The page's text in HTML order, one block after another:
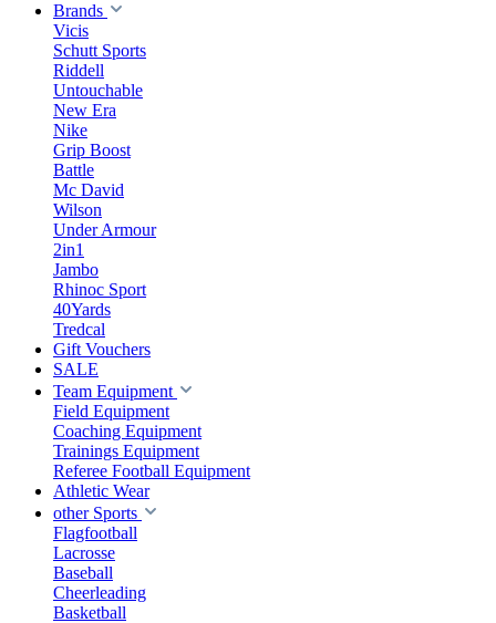
Brands
Vicis
Schutt Sports
Riddell
Untouchable
New Era
Nike
Grip Boost
Battle
Mc David
Wilson
Under Armour
2in1
Jambo
Rhinoc Sport
40Yards
Tredcal
Gift Vouchers
SALE
Team Equipment
Field Equipment
Coaching Equipment
Trainings Equipment
Referee Football Equipment
Athletic Wear
other Sports
Flagfootball
Lacrosse
Baseball
Cheerleading
Basketball